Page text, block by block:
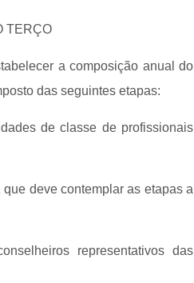
TERÇO
a composição anual do
das seguintes etapas:
de classe de profissionais
deve contemplar as etapas a
representativos das